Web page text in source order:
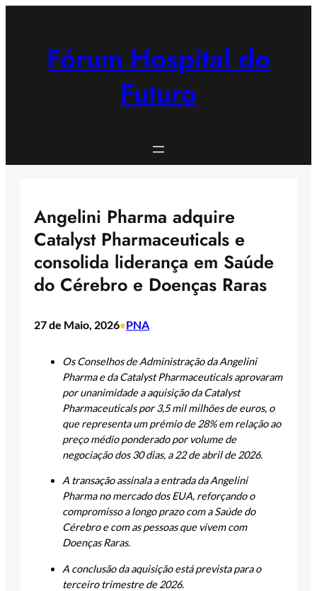
Fórum Hospital do
Futuro
Angelini Pharma adquire
Catalyst Pharmaceuticals e
consolida liderança em Saúde
do Cérebro e Doenças Raras
27 de Maio, 2026•PNA
Os Conselhos de Administração da Angelini
Pharma e da Catalyst Pharmaceuticals aprovaram
por unanimidade a aquisição da Catalyst
Pharmaceuticals por 3,5 mil milhões de euros, o
que representa um prémio de 28% em relação ao
preço médio ponderado por volume de
negociação dos 30 dias, a 22 de abril de 2026.
A transação assinala a entrada da Angelini
Pharma no mercado dos EUA, reforçando o
compromisso a longo prazo com a Saúde do
Cérebro e com as pessoas que vivem com
Doenças Raras.
A conclusão da aquisição está prevista para o
terceiro trimestre de 2026.